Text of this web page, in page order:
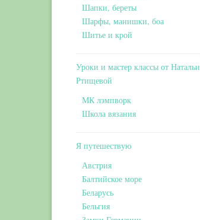
Шапки, береты
Шарфы, манишки, боа
Шитье и крой
Уроки и мастер классы от Натальи
Ртищевой
МК лэмпворк
Школа вязания
Я путешествую
Австрия
Балтийское море
Беларусь
Бельгия